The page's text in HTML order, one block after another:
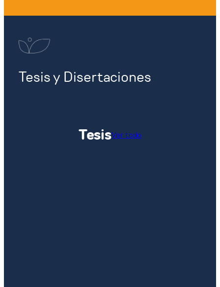
Tesis y Disertaciones
TesisVer todo